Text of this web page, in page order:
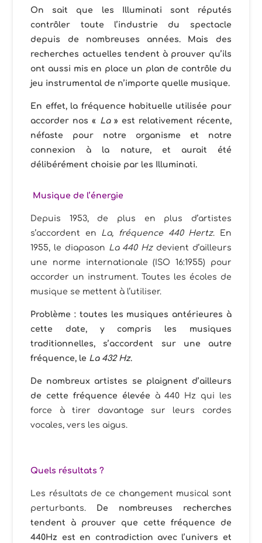
On sait que les Illuminati sont réputés
contrôler toute l’industrie du spectacle
depuis de nombreuses années. Mais des
recherches actuelles tendent à prouver qu’ils
ont aussi mis en place un plan de contrôle du
jeu instrumental de n’importe quelle musique.
En effet, la fréquence habituelle utilisée pour
accorder nos « La» est relativement récente,
néfaste pour notre organisme et notre
connexion à la nature, et aurait été
délibérément choisie par les Illuminati.
Musique de l’énergie
Depuis 1953, de plus en plus d’artistes
s’accordent en La, fréquence 440 Hertz. En
1955, le diapason La 440 Hzdevient d’ailleurs
une norme internationale (ISO 16:1955) pour
accorder un instrument. Toutes les écoles de
musique se mettent à l’utiliser.
Problème : toutes les musiques antérieures à
cette date, y compris les musiques
traditionnelles, s’accordent sur une autre
fréquence, le La 432 Hz.
De nombreux artistes se plaignent d’ailleurs
de cette fréquence élevée à 440 Hz qui les
force à tirer davantage sur leurs cordes
vocales, vers les aigus.
Quels résultats ?
Les résultats de ce changement musical sont
perturbants. De nombreuses recherches
tendent à prouver que cette fréquence de
440Hz est en contradiction avec l’univers et